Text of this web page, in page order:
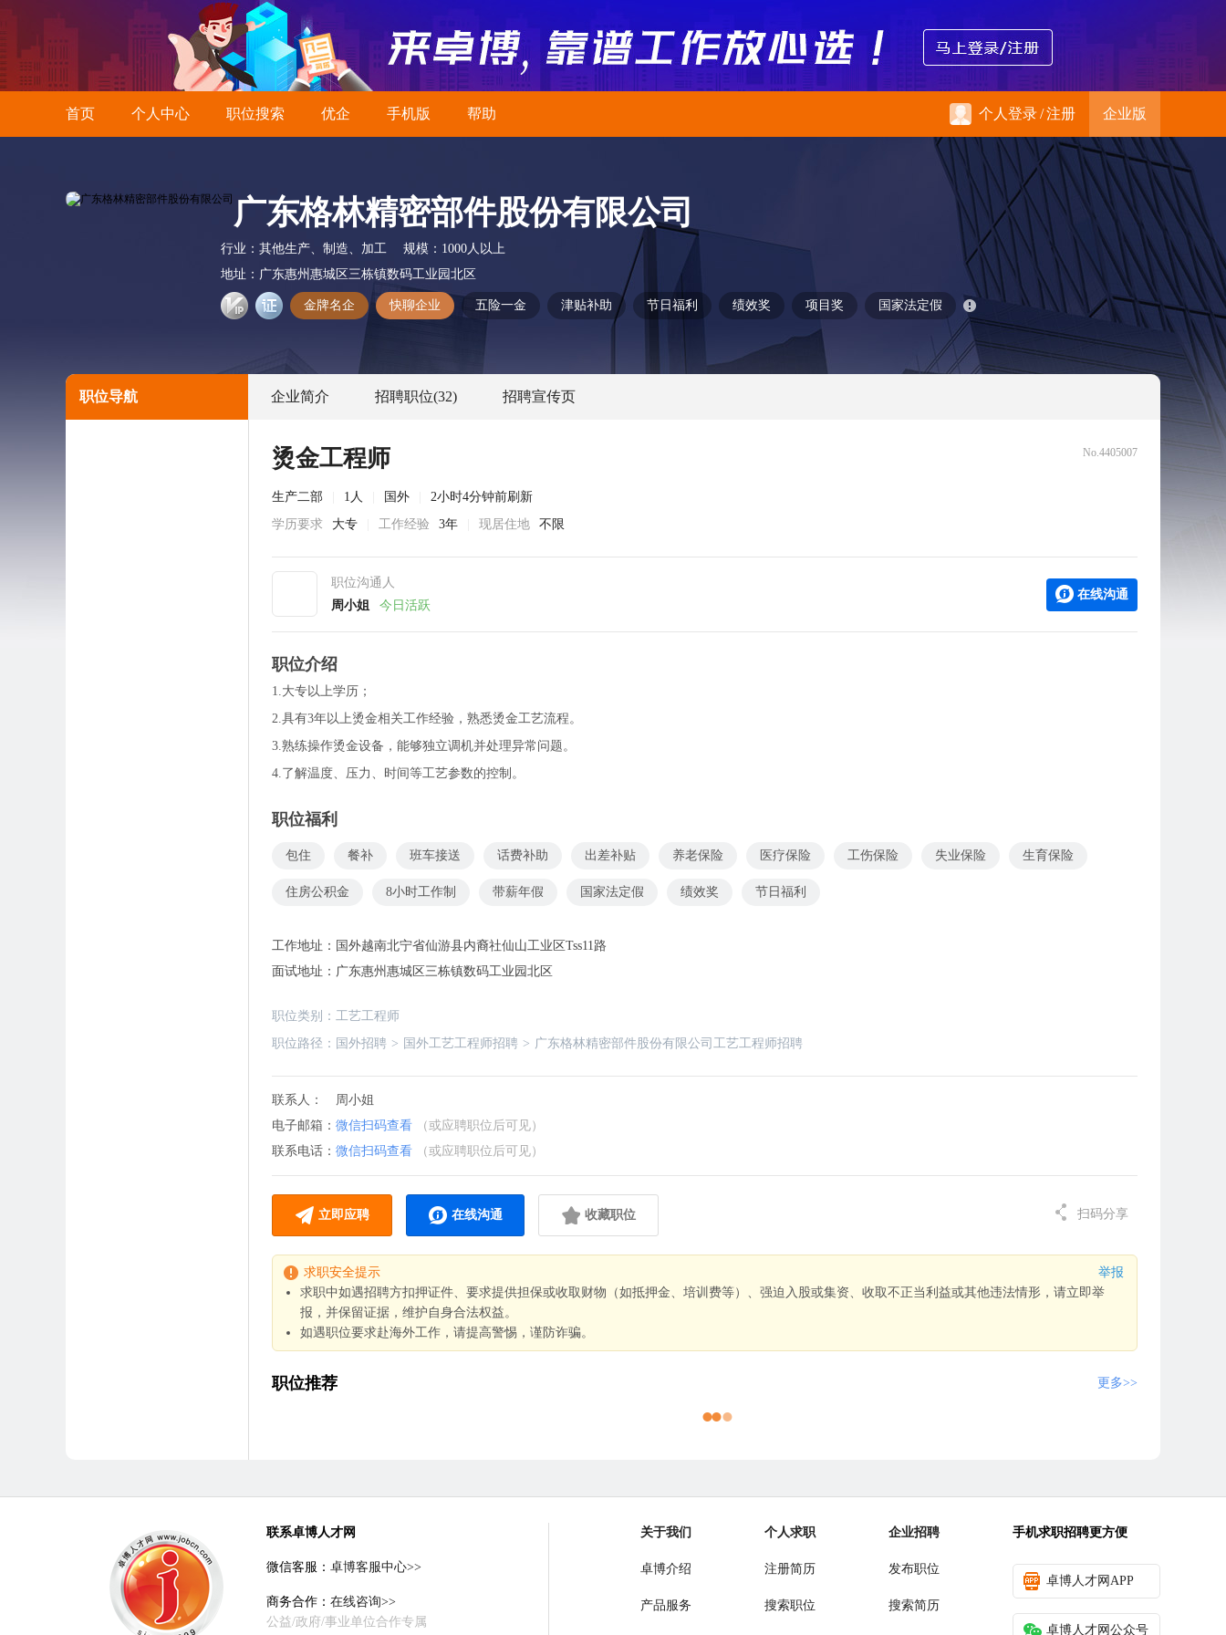
首页 个人中心 职位搜索 优企 手机版 帮助 个人登录/注册 企业版
广东格林精密部件股份有限公司
行业： 其他生产、制造、加工 规模： 1000人以上
地址： 广东惠州惠城区三栋镇数码工业园北区
金牌名企 快聊企业 五险一金 津贴补助 节日福利 绩效奖 项目奖 国家法定假
职位导航 企业简介 招聘职位(32) 招聘宣传页
烫金工程师 No.4405007
生产二部 1人 国外
2小时4分钟前刷新
学历要求
大专 工作经验 3年 现居住地 不限
职位沟通人
周小姐
今日活跃
在线沟通
职位介绍
1.大专以上学历；
2.具有3年以上烫金相关工作经验，熟悉烫金工艺流程。
3.熟练操作烫金设备，能够独立调机并处理异常问题。
4.了解温度、压力、时间等工艺参数的控制。
职位福利
包住 餐补 班车接送 话费补助 出差补贴 养老保险 医疗保险 工伤保险 失业保险 生育保险
住房公积金 8小时工作制 带薪年假 国家法定假 绩效奖 节日福利
工作地址： 国外越南北宁省仙游县内裔社仙山工业区Tss11路
面试地址： 广东惠州惠城区三栋镇数码工业园北区
职位类别： 工艺工程师
职位路径： 国外招聘 > 国外工艺工程师招聘 > 广东格林精密部件股份有限公司工艺工程师招聘
联系人：
周小姐
电子邮箱： 微信扫码查看
（或应聘职位后可见）
联系电话： 微信扫码查看 （或应聘职位后可见）
立即应聘 在线沟通 收藏职位 扫码分享
求职安全提示
举报
求职中如遇招聘方扣押证件、要求提供担保或收取财物（如抵押金、培训费等）、强迫入股或集资、收取不正当利益或其他违法情形，请立即举
报，并保留证据，维护自身合法权益。
如遇职位要求赴海外工作，请提高警惕，谨防诈骗。
职位推荐 更多>>
联系卓博人才网
微信客服： 卓博客服中心>>
商务合作： 在线咨询>>
公益/政府/事业单位合作专属
关于我们
卓博介绍
产品服务
个人求职
注册简历
搜索职位
企业招聘
发布职位
搜索简历
手机求职招聘更方便
卓博人才网APP
卓博人才网公众号